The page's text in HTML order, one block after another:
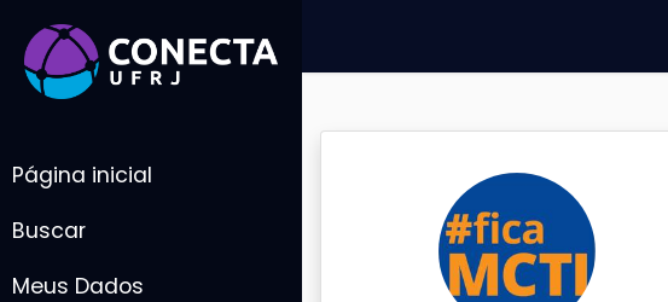
Página inicial
Buscar
Meus Dados